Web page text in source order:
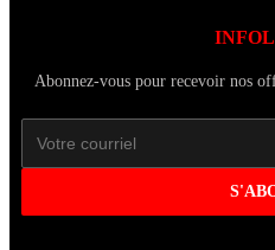
Abonnez-vous pour recevoir nos